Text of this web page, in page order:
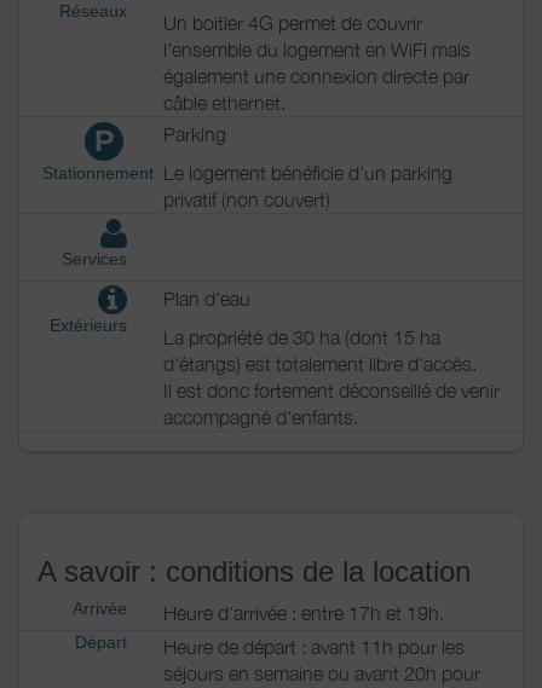
Réseaux
Un boitier 4G permet de couvrir
l'ensemble du logement en WiFi mais
également une connexion directe par
câble ethernet.
P
Stationnement
Parking
Le logement bénéficie d'un parking
privatif (non couvert)
Services
Extérieurs
Plan d'eau
La propriété de 30 ha (dont 15 ha
d'étangs) est totalement libre d'accès.
Il est donc fortement déconseillé de venir
accompagné d'enfants.
A savoir : conditions de la location
Arrivée Heure d'arrivée : entre 17h et 19h.
Départ
Heure de départ : avant 11h pour les
séjours en semaine ou avant 20h pour